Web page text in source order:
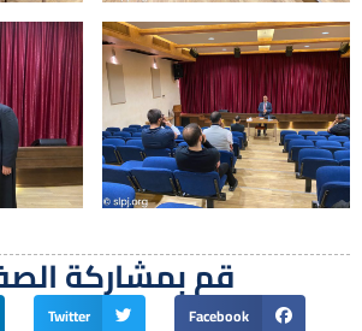
قم بمشاركة
Facebook
Twitter